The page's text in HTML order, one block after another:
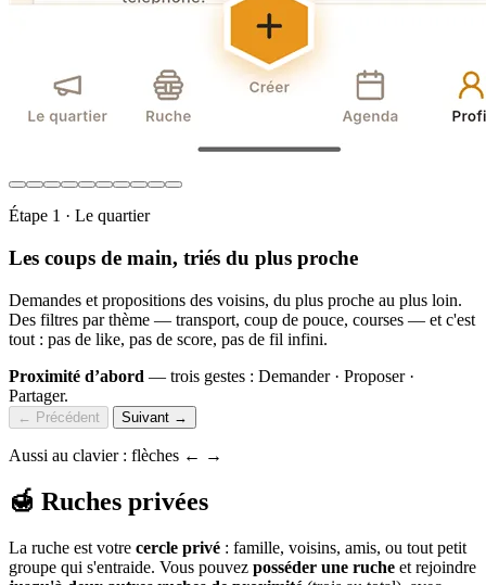
Étape 1 · Le quartier
Les coups de main, triés du plus proche
Demandes et propositions des voisins, du plus proche au plus loin.
Des filtres par thème — transport, coup de pouce, courses — et c'est
tout : pas de like, pas de score, pas de fil infini.
Proximité d’abord — trois gestes : Demander · Proposer ·
Partager.
← Précédent Suivant →
Aussi au clavier : flèches ← →
🍯 Ruches privées
La ruche est votre cercle privé : famille, voisins, amis, ou tout petit
groupe qui s'entraide. Vous pouvez posséder une ruche et rejoindre